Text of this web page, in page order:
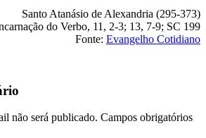
Santo Atanásio de Alexandria (295-373)
do Verbo, 11, 2-3; 13, 7-9; SC 199
Fonte: Evangelho Cotidiano
não será publicado. Campos obrigatórios